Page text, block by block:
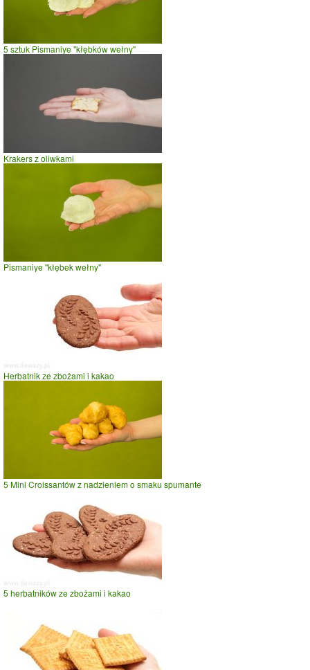
5 sztuk Pismaniye "kłębków wełny"
Krakers z oliwkami
Pismaniye "kłębek wełny"
Herbatnik ze zbożami i kakao
5 Mini Croissantów z nadzieniem o smaku spumante
5 herbatników ze zbożami i kakao